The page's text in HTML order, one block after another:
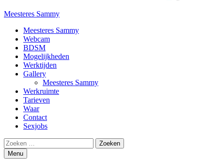
Meesteres Sammy
Primary
Menu
Meesteres Sammy
Webcam
BDSM
Mogelijkheden
Werktijden
Gallery
Meesteres Sammy
Werkruimte
Tarieven
Waar
Contact
Sexjobs
Search
Zoeken
naar:
Menu